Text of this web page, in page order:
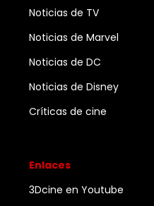
Noticias de TV
Noticias de Marvel
Noticias de DC
Noticias de Disney
Críticas de cine
Enlaces
3Dcine en Youtube